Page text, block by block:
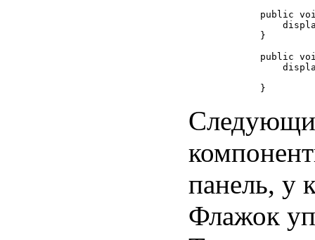
public
    }
public
панель, у
Флажок